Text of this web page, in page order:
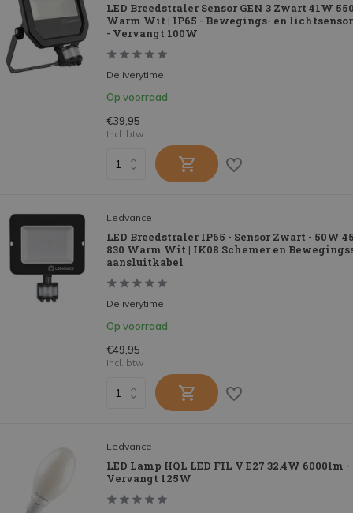
LED Breedstraler Sensor GEN 3 Zwart 41W
Warm Wit | IP65 - Bewegings- en
- Vervangt 100W
Deliverytime
Op voorraad
€39,95
Incl. btw
Ledvance
LED Breedstraler IP65 - Sensor Zwart - 50W
830 Warm Wit | IK08 Schemer en
aansluitkabel
Deliverytime
Op voorraad
€49,95
Incl. btw
Ledvance
LED Lamp HQL LED FIL V E27 32.4W 6000lm
Vervangt 125W